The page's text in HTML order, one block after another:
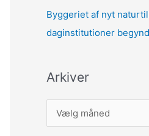
Byggeriet af nyt
daginstitutioner
Arkiver
r